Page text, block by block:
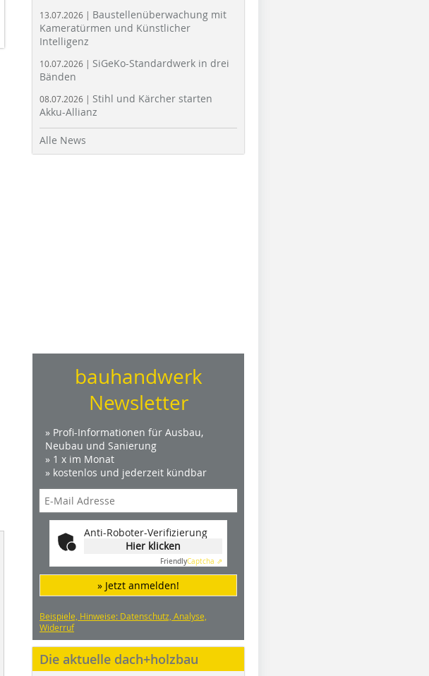
13.07.2026 | Baustellenüberwachung mit
Kameratürmen und Künstlicher
Intelligenz
10.07.2026 | SiGeKo-Standardwerk in drei
Bänden
08.07.2026 | Stihl und Kärcher starten
Akku-Allianz
Alle News
bauhandwerk
Newsletter
» Profi-Informationen für Ausbau,
Neubau und Sanierung
» 1 x im Monat
» kostenlos und jederzeit kündbar
Anti-Roboter-Verifizierung
Hier klicken
FriendlyCaptcha ⇗
» Jetzt anmelden!
Beispiele, Hinweise: Datenschutz, Analyse,
Widerruf
Die aktuelle dach+holzbau